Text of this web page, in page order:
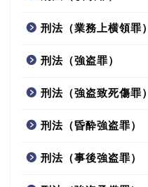
刑法（業務上横領罪）
刑法（強盗罪）
刑法（強盗致死傷罪）
刑法（昏酔強盗罪）
刑法（事後強盗罪）